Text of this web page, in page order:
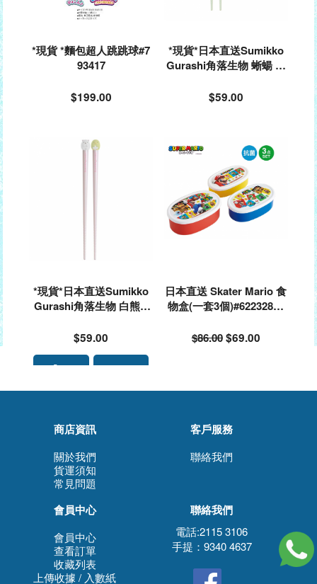
*現貨 *麵包超人跳跳球#7
93417
$199.00
*現貨*日本直送Sumikko
Gurashi角落生物 蜥蝪 筷
$59.00
*現貨*日本直送Sumikko
Gurashi角落生物 白熊&
$59.00
日本直送 Skater Mario 食
物盒(一套3個)#622328🌟
🙏🏻🥰🥰
$86.00$69.00
商店資訊
關於我們
貨運須知
常見問題
客戶服務
聯絡我們
會員中心
會員中心
查看訂單
收藏列表
上傳收據 / 入數紙
聯絡我們
電話:2115 3106
手提：9340 4637